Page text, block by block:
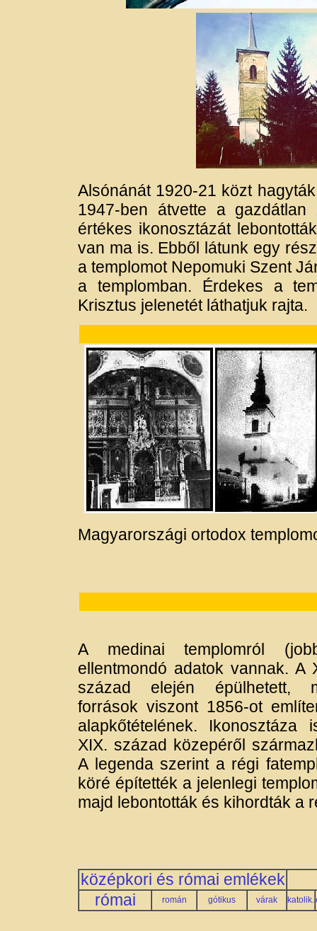
Alsónánát 1920-21 közt
1947-ben átvette a
értékes ikonosztázát
van ma is. Ebből látunk egy
a templomot Nepomuki Szent
a templomban. Érdekes a
Krisztus jelenetét láthatjuk rajta.
Magyarországi ortodox
A medinai templomról
ellentmondó adatok vannak. A
század elején épülhetett,
források viszont 1856-ot
alapkőtételének. Ikonosztáza
XIX. század közepéről
A legenda szerint a régi
köré építették a jelenlegi
majd lebontották és kihordták a
középkori és római emlékek
római
román gótikus várak katolik.